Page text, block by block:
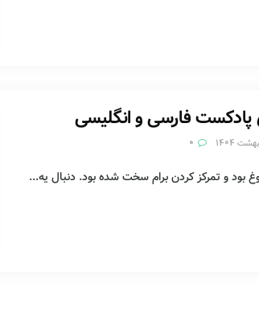
فارسی و انگلیسی
و تمرکز کردن برام سخت شده بود. دنبال یه...